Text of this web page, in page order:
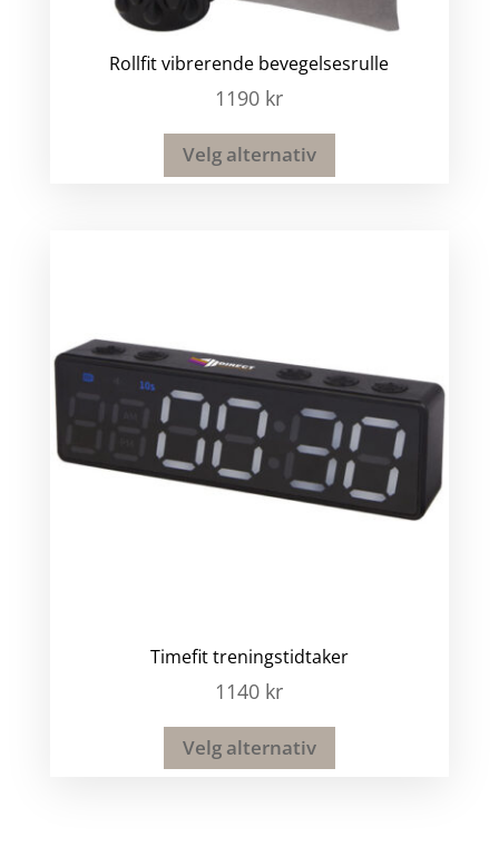
Rollfit vibrerende bevegelsesrulle
1190 kr
Velg alternativ
Timefit treningstidtaker
1140 kr
Velg alternativ